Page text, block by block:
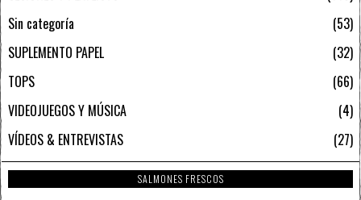
Sin categoría
53
SUPLEMENTO PAPEL
32
TOPS
66
VIDEOJUEGOS Y MÚSICA
4
VÍDEOS & ENTREVISTAS
27
SALMONES FRESCOS